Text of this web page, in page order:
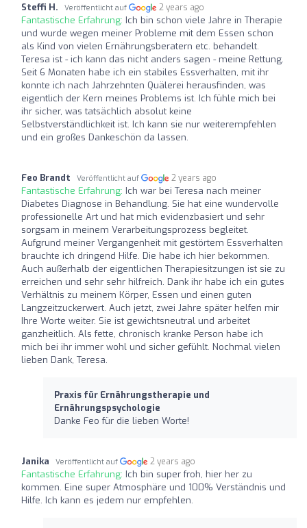
Steffi H. Veröffentlicht auf 2 years ago
Fantastische Erfahrung: Ich bin schon viele Jahre in Therapie
und wurde wegen meiner Probleme mit dem Essen schon
als Kind von vielen Ernährungsberatern etc. behandelt.
Teresa ist - ich kann das nicht anders sagen - meine Rettung.
Seit 6 Monaten habe ich ein stabiles Essverhalten, mit ihr
konnte ich nach Jahrzehnten Quälerei herausfinden, was
eigentlich der Kern meines Problems ist. Ich fühle mich bei
ihr sicher, was tatsächlich absolut keine
Selbstverständlichkeit ist. Ich kann sie nur weiterempfehlen
und ein großes Dankeschön da lassen.
Feo Brandt Veröffentlicht auf 2 years ago
Fantastische Erfahrung: Ich war bei Teresa nach meiner
Diabetes Diagnose in Behandlung. Sie hat eine wundervolle
professionelle Art und hat mich evidenzbasiert und sehr
sorgsam in meinem Verarbeitungsprozess begleitet.
Aufgrund meiner Vergangenheit mit gestörtem Essverhalten
brauchte ich dringend Hilfe. Die habe ich hier bekommen.
Auch außerhalb der eigentlichen Therapiesitzungen ist sie zu
erreichen und sehr sehr hilfreich. Dank ihr habe ich ein gutes
Verhältnis zu meinem Körper, Essen und einen guten
Langzeitzuckerwert. Auch jetzt, zwei Jahre später helfen mir
Ihre Worte weiter. Sie ist gewichtsneutral und arbeitet
ganzheitlich. Als fette, chronisch kranke Person habe ich
mich bei ihr immer wohl und sicher gefühlt. Nochmal vielen
lieben Dank, Teresa.
Praxis für Ernährungstherapie und
Ernährungspsychologie
Danke Feo für die lieben Worte!
Janika Veröffentlicht auf 2 years ago
Fantastische Erfahrung: Ich bin super froh, hier her zu
kommen. Eine super Atmosphäre und 100% Verständnis und
Hilfe. Ich kann es jedem nur empfehlen.